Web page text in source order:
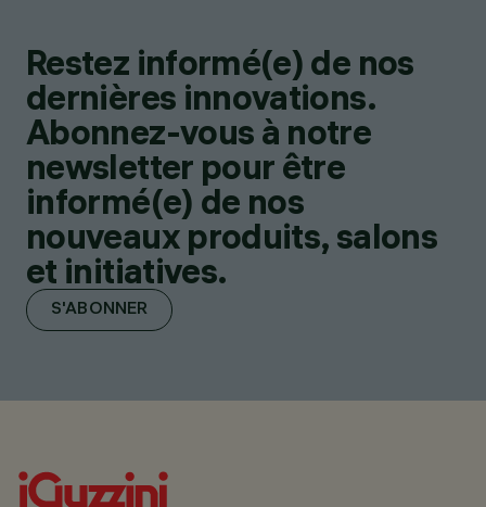
Restez informé(e) de nos
dernières innovations.
Abonnez-vous à notre
newsletter pour être
informé(e) de nos
nouveaux produits, salons
et initiatives.
S'ABONNER